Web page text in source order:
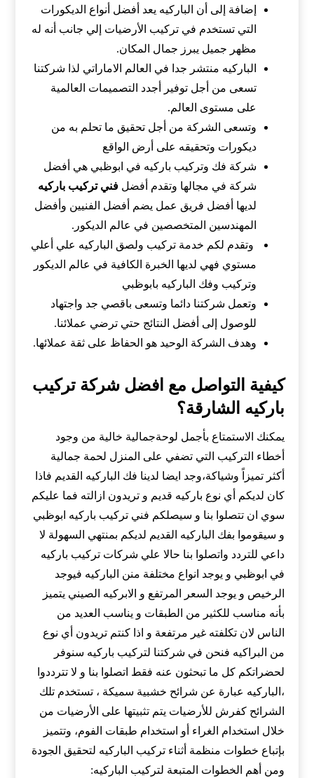
إضافة إلى أن الباركيه يعد أفضل أنواع الديكورات
التي تستخدم في تركيب الأرضيات إلي جانب أنه له
مظهر جميل يبرز جمال المكان.
الباركيه منتشر جدا في العالم الاماراتي لذا شركتنا
تسعى من أجل توفير أجدد التصميمات العالمية
على مستوى العالم.
وتسعى الشركة من أجل تحقيق ما تحلم به من
ديكورات وتحقيقه على أرض الواقع
شركة فك وتركيب باركيه في ابوظبي هي أفضل
شركة في مجالها وتقدم أفضلفني تركيب باركيه
لديها أفضل فريق عمل يضم أفضل الفنيين وأفضل
المهندسين المتخصصين في عالم الديكور.
وتقدم لكم خدمة تركيب ولصق الباركيه علي أعلي
مستوي فهي لديها الخبرة الكافية في عالم الديكور
وتركيب وفك الباركيه بابوظبي
وتعمل شركتنا دائما وتسعى باقصي جد واجتهاد
للوصول إلى أفضل النتائج حتي ترضي عملائنا.
وهدف الشركة الوحيد هو الحفاظ على ثقة عملائها.
كيفية التواصل مع افضل شركة تركيب
باركيه الشارقة؟
يمكنك الاستمتاع بأجمل لوحةجمالية خالية من وجود
أخطاء التركيب التي تضفي على المنزل لحمة جمالية
أكثر تميزاً وشياكة،وجد ايضا لدينا فك الباركيه القديم فاذا
كان لديكم أي نوع باركيه قديم و تريدون ازالته فما عليكم
سوي ان تتصلوا بنا و سيصلكم فني تركيب باركيه ابوظبي
و سيقوموا بفك الباركيه القديم لديكم بمنتهي السهولة لا
داعي للتردد واتصلوا بنا حالا علي شركات تركيب باركيه
في ابوظبي و يوجد انواع مختلفة منن الباركيه فيوجد
الرخيص و يوجد السعر المرتفع و الابركيه الصيني يتميز
بأنه مناسب للكثير من الطبقات و يناسب العديد من
الناس لان تكلفته غير مرتفعة و اذا كنتم تريدون أي نوع
من البراكيه فنحن في شركتنا لتركيب باركيه سنوفر
لحضراتكم كل ما تبحثون عنه فقط اتصلوا بنا و لا تترددوا
،الباركيه عبارة عن شرائح خشبية سميكة ، تستخدم تلك
الشرائح كفرش للأرضيات يتم تثبيتها على الأرضيات من
خلال استخدام الغراء أو استخدام طبقات الفوم، وتتميز
بإتباع خطوات منظمة أثناء تركيب الباركيه لتحقيق الجودة
ومن أهم الخطوات المتبعة لتركيب الباركيه: